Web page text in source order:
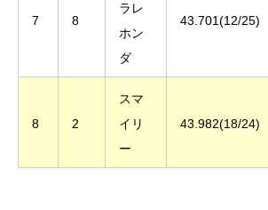
7 8
ラレ
ホン
ダ
43.701(12/25)
8 2
スマ
イリ
ー
43.982(18/24)